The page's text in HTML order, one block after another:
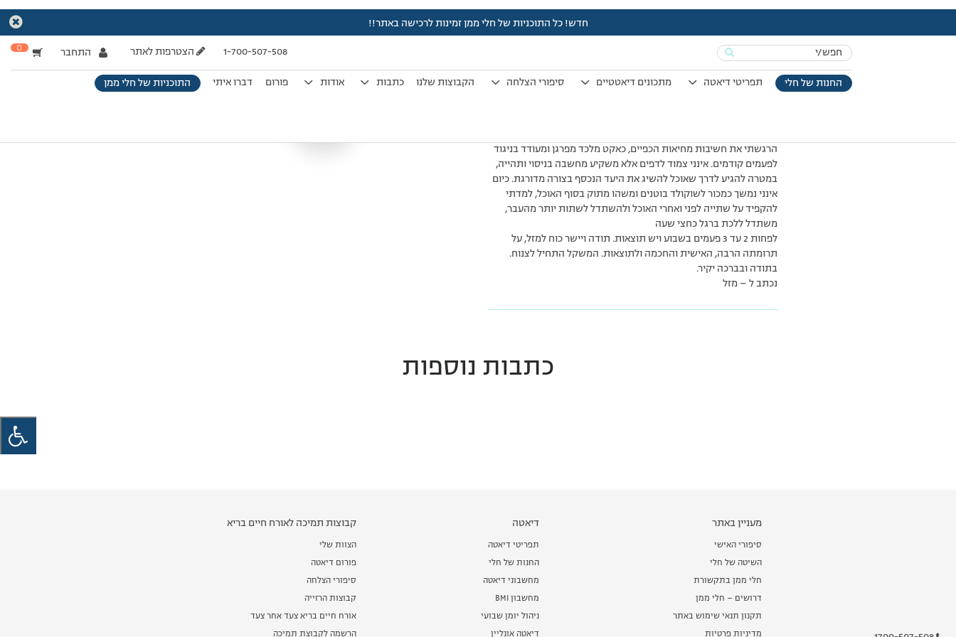
חדש! כל התוכניות של חלי ממן זמינות לרכישה באתר!!
Search
for:
1-700-507-508 הצטרפות לאתר התחבר 0
החנות של חלי תפריטי דיאטה מתכונים דיאטטיים סיפורי הצלחה הקבוצות שלנו כתבות אודות פורום דברו איתי התוכניות של חלי ממן
עמוד הבית>מכתבי תודה>מפגש פורה
מפגש פורה
הפגישה היום בעתלית היתה מאד חיובית.
הרגשתי את חשיבות מחיאות הכפיים, כאקט מלכד מפרגן ומעודד בניגוד
לפעמים קודמים. אינני צמוד לדפים אלא משקיע מחשבה בניסוי ותהייה,
במטרה להגיע לדרך שאוכל להשיג את היעד הנכסף בצורה מדורגת. כיום
אינני נמשך כמכור לשוקולד בוטנים ומשהו מתוק בסוף האוכל, למדתי
להקפיד על שתייה לפני ואחרי האוכל ולהשתדל לשתות יותר מהעבר,
משתדל ללכת ברגל כחצי שעה
לפחות 2 עד 3 פעמים בשבוע ויש תוצאות. תודה ויישר כוח למזל, על
תרומתה הרבה, האישית והחכמה ולתוצאות. המשקל התחיל לצנוח.
בתודה ובברכה יקיר.
נכתב ל – מזל
כתבות נוספות
מעניין באתר
סיפורי האישי
השיטה של חלי
חלי ממן בתקשורת
דרושים – חלי ממן
תקנון תנאי שימוש באתר
מדיניות פרטיות
דיאטה
תפריטי דיאטה
החנות של חלי
מחשבוני דיאטה
מחשבון BMI
ניהול יומן שבועי
דיאטה אונליין
קבוצות תמיכה לאורח חיים בריא
הצוות שלי
פורום דיאטה
סיפורי הצלחה
קבוצות הרזייה
אורח חיים בריא צעד אחר צעד
הרשמה לקבוצת תמיכה